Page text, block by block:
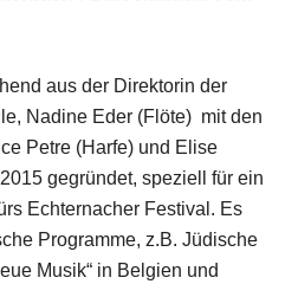
aus der Direktorin der
Nadine Eder (Flöte) mit den
Petre (Harfe) und Elise
gegründet, speziell für ein
Echternacher Festival. Es
Programme, z.B. Jüdische
Musik“ in Belgien und